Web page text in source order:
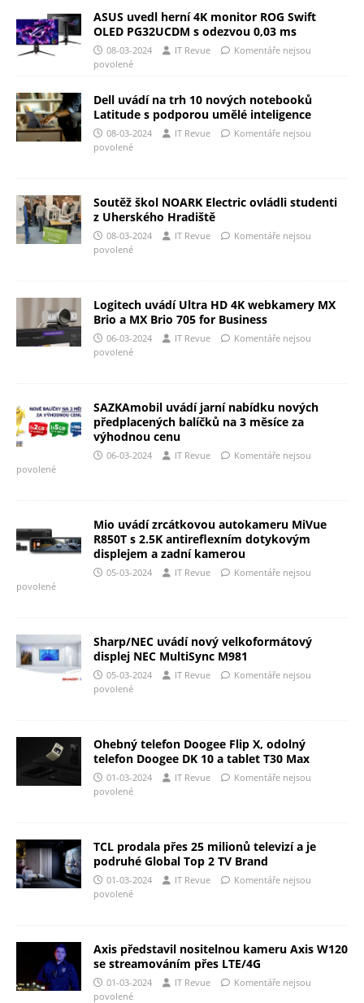
ASUS uvedl herní 4K monitor ROG Swift
OLED PG32UCDM s odezvou 0,03 ms
08-03-2024 IT Revue
Komentáře nejsou
povolené
Dell uvádí na trh 10 nových notebooků
Latitude s podporou umělé inteligence
08-03-2024 IT Revue
Komentáře nejsou
povolené
Soutěž škol NOARK Electric ovládli studenti
z Uherského Hradiště
08-03-2024 IT Revue
Komentáře nejsou
povolené
Logitech uvádí Ultra HD 4K webkamery MX
Brio a MX Brio 705 for Business
06-03-2024 IT Revue
Komentáře nejsou
povolené
SAZKAmobil uvádí jarní nabídku nových
předplacených balíčků na 3 měsíce za
výhodnou cenu
06-03-2024 IT Revue
Komentáře nejsou
povolené
Mio uvádí zrcátkovou autokameru MiVue
R850T s 2.5K antireflexním dotykovým
displejem a zadní kamerou
05-03-2024 IT Revue
Komentáře nejsou
povolené
Sharp/NEC uvádí nový velkoformátový
displej NEC MultiSync M981
05-03-2024 IT Revue
Komentáře nejsou
povolené
Ohebný telefon Doogee Flip X, odolný
telefon Doogee DK 10 a tablet T30 Max
01-03-2024 IT Revue
Komentáře nejsou
povolené
TCL prodala přes 25 milionů televizí a je
podruhé Global Top 2 TV Brand
01-03-2024 IT Revue
Komentáře nejsou
povolené
Axis představil nositelnou kameru Axis W120
se streamováním přes LTE/4G
01-03-2024 IT Revue
Komentáře nejsou
povolené